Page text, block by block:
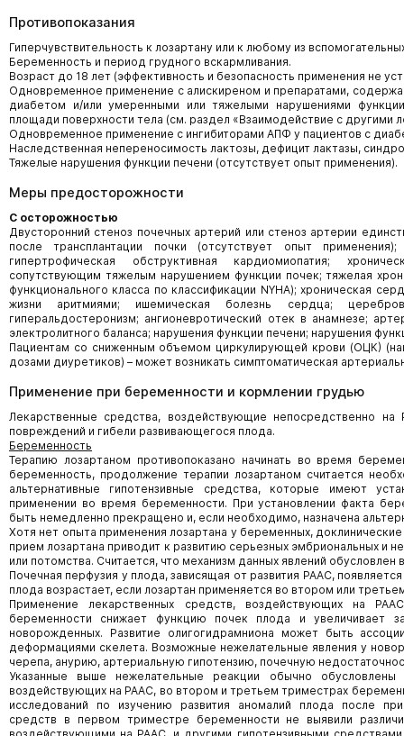
Противопоказания
Гиперчувствительность к лозартану или к любому из
Беременность и период грудного вскармливания.
Возраст до 18 лет (эффективность и безопасность применения не
Одновременное применение с алискиреном и препаратами,
диабетом и/или умеренными или тяжелыми нарушениями
площади поверхности тела (см. раздел «Взаимодействие с другими
Одновременное применение с ингибиторами АПФ у пациентов с
Наследственная непереносимость лактозы, дефицит лактазы,
Тяжелые нарушения функции печени (отсутствует опыт применения).
Меры предосторожности
С осторожностью
Двусторонний стеноз почечных артерий или стеноз артерии
после трансплантации почки (отсутствует опыт
гипертрофическая обструктивная кардиомиопатия;
сопутствующим тяжелым нарушением функции почек; тяжелая
функционального класса по классификации NYHA); хроническая
жизни аритмиями; ишемическая болезнь сердца;
гиперальдостеронизм; ангионевротический отек в анамнезе;
электролитного баланса; нарушения функции печени; нарушения
Пациентам со сниженным объемом циркулирующей крови (ОЦК)
дозами диуретиков) – может возникать симптоматическая
Применение при беременности и кормлении грудью
Лекарственные средства, воздействующие непосредственно на
повреждений и гибели развивающегося плода.
Беременность
Терапию лозартаном противопоказано начинать во время
беременность, продолжение терапии лозартаном считается
альтернативные гипотензивные средства, которые имеют
применении во время беременности. При установлении факта
быть немедленно прекращено и, если необходимо, назначена
Хотя нет опыта применения лозартана у беременных,
прием лозартана приводит к развитию серьезных эмбриональных и
или потомства. Считается, что механизм данных явлений обусловлен
Почечная перфузия у плода, зависящая от развития РААС,
плода возрастает, если лозартан применяется во втором или
Применение лекарственных средств, воздействующих на
беременности снижает функцию почек плода и увеличивает
новорожденных. Развитие олигогидрамниона может быть
деформациями скелета. Возможные нежелательные явления у
черепа, анурию, артериальную гипотензию, почечную
Указанные выше нежелательные реакции обычно обусловлены
воздействующих на РААС, во втором и третьем триместрах
исследований по изучению развития аномалий плода после
средств в первом триместре беременности не выявили